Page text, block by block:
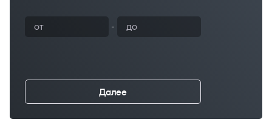
-
Далее